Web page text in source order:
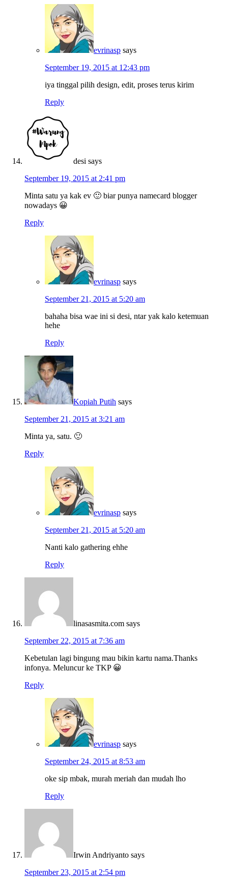
evrinasp says
September 19, 2015 at 12:43 pm
iya tinggal pilih design, edit, proses terus kirim
Reply
desi says
September 19, 2015 at 2:41 pm
Minta satu ya kak ev 🙂 biar punya namecard blogger
nowadays 😀
Reply
evrinasp says
September 21, 2015 at 5:20 am
bahaha bisa wae ini si desi, ntar yak kalo ketemuan
hehe
Reply
Kopiah Putih says
September 21, 2015 at 3:21 am
Minta ya, satu. 🙂
Reply
evrinasp says
September 21, 2015 at 5:20 am
Nanti kalo gathering ehhe
Reply
linasasmita.com says
September 22, 2015 at 7:36 am
Kebetulan lagi bingung mau bikin kartu nama.Thanks
infonya. Meluncur ke TKP 😀
Reply
evrinasp says
September 24, 2015 at 8:53 am
oke sip mbak, murah meriah dan mudah lho
Reply
Irwin Andriyanto says
September 23, 2015 at 2:54 pm